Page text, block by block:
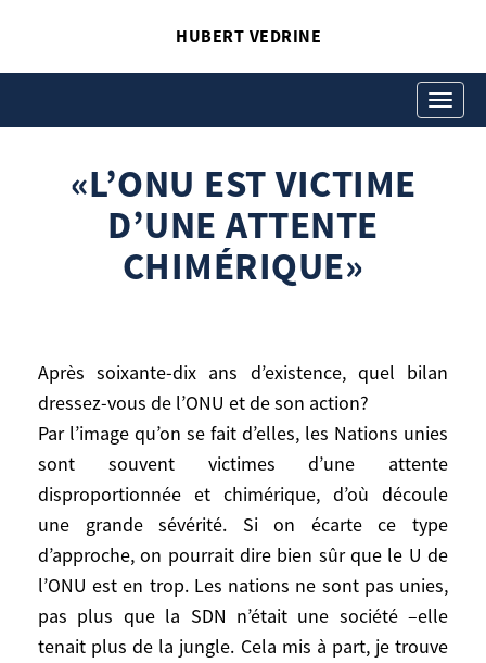
HUBERT VEDRINE
Toggle
«L’ONU EST VICTIME
D’UNE ATTENTE
CHIMÉRIQUE»
Après soixante-dix ans d’existence, quel bilan
dressez-vous de l’ONU et de son action?
Par l’image qu’on se fait d’elles, les Nations unies
sont souvent victimes d’une attente
disproportionnée et chimérique, d’où découle
une grande sévérité. Si on écarte ce type
d’approche, on pourrait dire bien sûr que le U de
l’ONU est en trop. Les nations ne sont pas unies,
pas plus que la SDN n’était une société –elle
tenait plus de la jungle. Cela mis à part, je trouve
«L’ONU EST VICTIME
Hubert Vedrine
chimérique»
bilan dressez-vous de l’ONU et de son
Par l’image qu’on se fait d’elles, les Nations
unies sont souvent victimes d’une attente
disproportionnée et chimérique, d’où
découle une grande sévérité. Si on écarte
ce type d’approche, on pourrait dire bien
sûr que le U de l’ONU est en trop. Les